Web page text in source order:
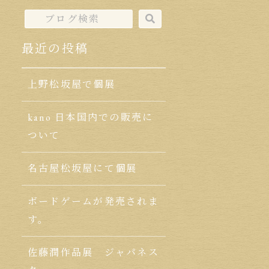
最近の投稿
上野松坂屋で個展
kano 日本国内での販売に
ついて
名古屋松坂屋にて個展
ボードゲームが発売されま
す。
佐藤潤作品展 ジャパネス